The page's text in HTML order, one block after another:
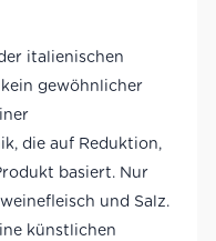
italienischen
gewöhnlicher
die auf Reduktion,
basiert. Nur
und Salz.
künstlichen